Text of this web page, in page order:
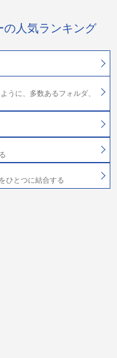
の人気ランキング
うに、多数あるフォルダ、
ひとつに結合する